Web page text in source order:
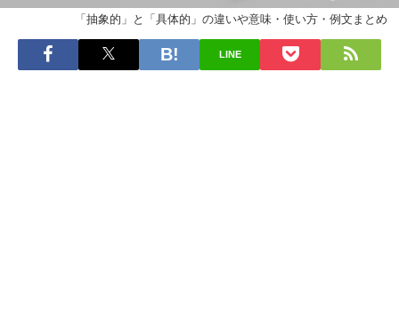
「抽象的」と「具体的」の違いや意味・使い方・例文まとめ
LINE